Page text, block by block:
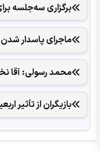
برگزاری سه‌جلسه
ماجرای پاسدار
محمد رسولی: آقا
بازیگران از تأثیر